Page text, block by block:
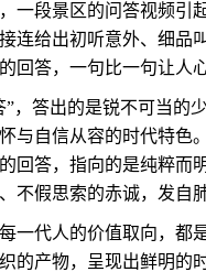
段景区的问答视频引起
连给出初听意外、细品
回答，一句比一句让人
答出的是锐不可当的
与自信从容的时代特色
回答，指向的是纯粹而
不假思索的赤诚，发自肺
代人的价值取向，都
的产物，呈现出鲜明的